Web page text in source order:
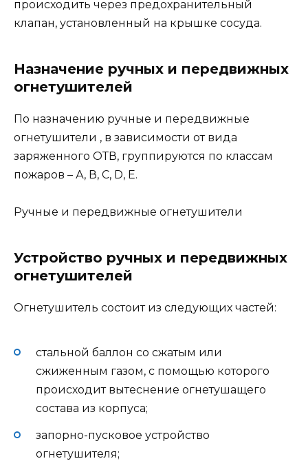
происходить через предохранительный
клапан, установленный на крышке сосуда.
Назначение ручных и передвижных
огнетушителей
По назначению ручные и передвижные
огнетушители , в зависимости от вида
заряженного ОТВ, группируются по классам
пожаров – А, В, С, D, Е.
Ручные и передвижные огнетушители
Устройство ручных и передвижных
огнетушителей
Огнетушитель состоит из следующих частей:
стальной баллон со сжатым или
сжиженным газом, с помощью которого
происходит вытеснение огнетушащего
состава из корпуса;
запорно-пусковое устройство
огнетушителя;